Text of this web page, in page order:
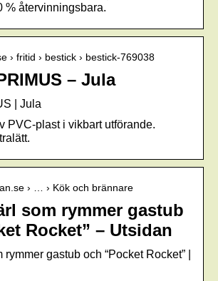
% återvinningsbara.
› fritid › bestick › bestick-769038
– Jula
| Jula
PVC-plast i vikbart utförande.
› … › Kök och brännare
som rymmer gastub
Rocket” – Utsidan
rymmer gastub och “Pocket Rocket” |